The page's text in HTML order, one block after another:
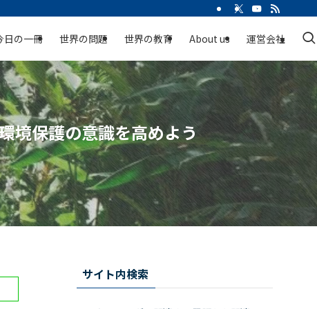
日の一冊 世界の問題 世界の教育 About us 運営会社
境保護の意識を高めよう
サイト内検索